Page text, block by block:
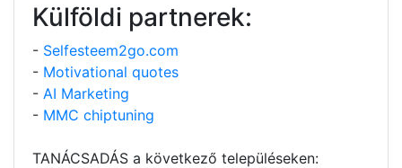
Külföldi partnerek:
- Selfesteem2go.com
- Motivational quotes
- AI Marketing
- MMC chiptuning
TANÁCSADÁS a következő településeken: